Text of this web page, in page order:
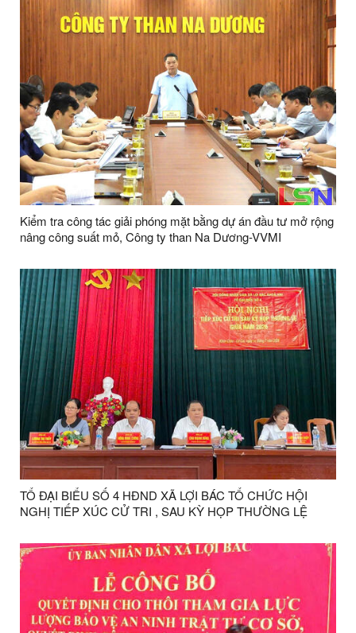
Kiểm tra công tác giải phóng mặt bằng dự án đầu tư mở rộng
nâng công suất mỏ, Công ty than Na Dương-VVMI
TỔ ĐẠI BIỂU SỐ 4 HĐND XÃ LỢI BÁC TỔ CHỨC HỘI
NGHỊ TIẾP XÚC CỬ TRI , SAU KỲ HỌP THƯỜNG LỆ
CHÁO- CO CAI, THÔN HỢP NHẤT VÀ THÔN KHÒN SÈ